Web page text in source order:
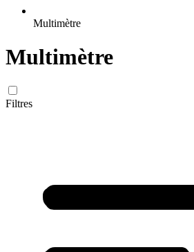
Multimètre
Multimètre
Filtres